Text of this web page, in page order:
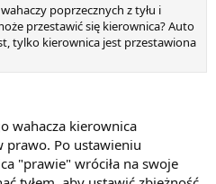
poprzecznych z tyłu i
przestawić się kierownica? Auto
tylko kierownica jest przestawiona
wahacza kierownica
prawo. Po ustawieniu
"prawie" wróciła na swoje